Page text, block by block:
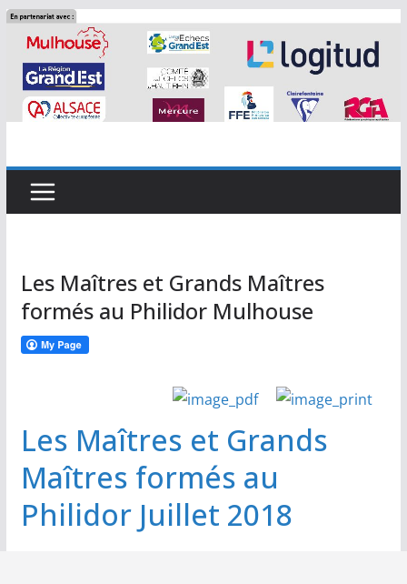
Passer
contenu
Les Maîtres et Grands Maîtres
formés au Philidor Mulhouse
Les Maîtres et Grands
Maîtres formés au
Philidor Juillet 2018